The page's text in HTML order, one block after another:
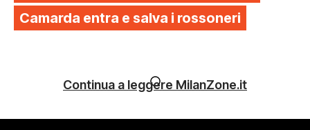
Camarda entra e salva i rossoneri
Continua a leggere MilanZone.it